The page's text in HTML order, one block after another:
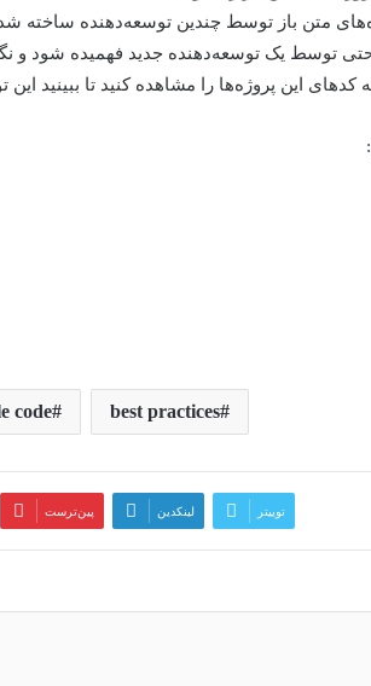
متن باز توسط چندین توسعه‌دهنده ساخته
توسط یک توسعه‌دهنده جدید فهمیده شود و
کدهای این پروژه‌‌ها را مشاهده کنید تا ببینید
best practices
code
توییتر لینکدین ‫پین‌ترست